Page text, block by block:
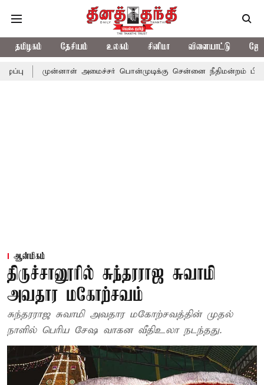
தமிழகம் தேசியம் உலகம் சினிமா விளையாட்டு
அமைச்சர் பொன்முடிக்கு சென்னை நீதிமன்றம் பிடிவாராண்ட்
ஆன்மிகம்
திருச்சானூரில் சுந்தரராஜ சுவாமி
அவதார மகோற்சவம்
சுந்தரராஜ சுவாமி அவதார மகோற்சவத்தின் முதல்
நாளில் பெரிய சேஷ வாகன வீதிஉலா நடந்தது.